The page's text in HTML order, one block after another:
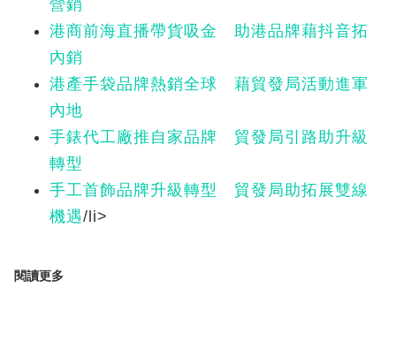
營銷
港商前海直播帶貨吸金 助港品牌藉抖音拓
內銷
港產手袋品牌熱銷全球 藉貿發局活動進軍
內地
手錶代工廠推自家品牌 貿發局引路助升級
轉型
手工首飾品牌升級轉型 貿發局助拓展雙線
機遇/li>
閱讀更多